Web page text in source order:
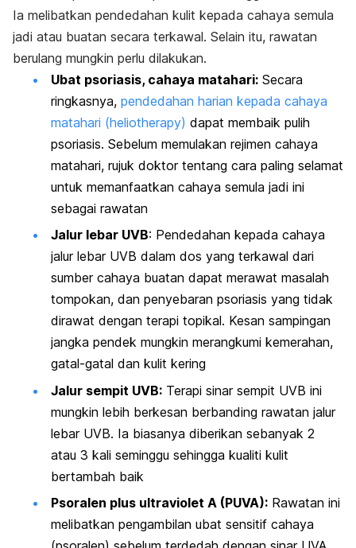
Ia melibatkan pendedahan kulit kepada cahaya semula
jadi atau buatan secara terkawal. Selain itu, rawatan
berulang mungkin perlu dilakukan.
Ubat psoriasis, cahaya matahari: Secara
ringkasnya, pendedahan harian kepada cahaya
matahari (heliotherapy) dapat membaik pulih
psoriasis. Sebelum memulakan rejimen cahaya
matahari, rujuk doktor tentang cara paling selamat
untuk memanfaatkan cahaya semula jadi ini
sebagai rawatan
Jalur lebar UVB: Pendedahan kepada cahaya
jalur lebar UVB dalam dos yang terkawal dari
sumber cahaya buatan dapat merawat masalah
tompokan, dan penyebaran psoriasis yang tidak
dirawat dengan terapi topikal. Kesan sampingan
jangka pendek mungkin merangkumi kemerahan,
gatal-gatal dan kulit kering
Jalur sempit UVB: Terapi sinar sempit UVB ini
mungkin lebih berkesan berbanding rawatan jalur
lebar UVB. Ia biasanya diberikan sebanyak 2
atau 3 kali seminggu sehingga kualiti kulit
bertambah baik
Psoralen plus ultraviolet A (PUVA): Rawatan ini
melibatkan pengambilan ubat sensitif cahaya